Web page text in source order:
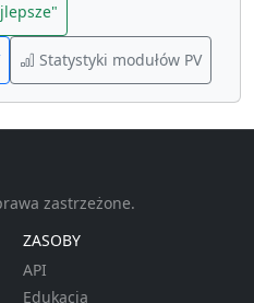
Statystyki modułów PV
zastrzeżone.
ZASOBY
API
Edukacja